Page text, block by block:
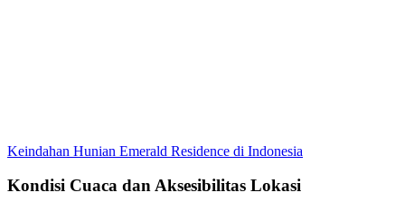
Keindahan Hunian Emerald Residence di Indonesia
Kondisi Cuaca dan Aksesibilitas Lokasi